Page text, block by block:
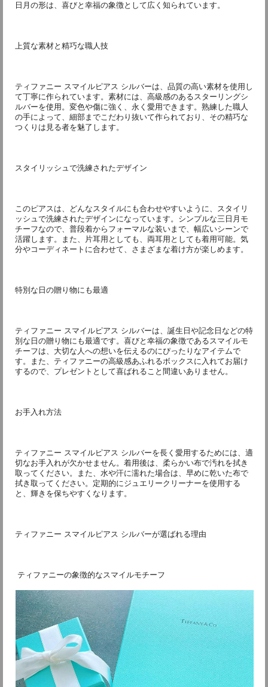
日月の形は、喜びと幸福の象徴として広く知られています。
上質な素材と精巧な職人技
ティファニー スマイルピアス シルバーは、品質の高い素材を使用し
て丁寧に作られています。素材には、高級感のあるスターリングシ
ルバーを使用。変色や傷に強く、永く愛用できます。熟練した職人
の手によって、細部までこだわり抜いて作られており、その精巧な
つくりは見る者を魅了します。
スタイリッシュで洗練されたデザイン
このピアスは、どんなスタイルにも合わせやすいように、スタイリ
ッシュで洗練されたデザインになっています。シンプルな三日月モ
チーフなので、普段着からフォーマルな装いまで、幅広いシーンで
活躍します。また、片耳用としても、両耳用としても着用可能。気
分やコーディネートに合わせて、さまざまな着け方が楽しめます。
特別な日の贈り物にも最適
ティファニー スマイルピアス シルバーは、誕生日や記念日などの特
別な日の贈り物にも最適です。喜びと幸福の象徴であるスマイルモ
チーフは、大切な人への想いを伝えるのにぴったりなアイテムで
す。また、ティファニーの高級感あふれるボックスに入れてお届け
するので、プレゼントとして喜ばれること間違いありません。
お手入れ方法
ティファニー スマイルピアス シルバーを長く愛用するためには、適
切なお手入れが欠かせません。着用後は、柔らかい布で汚れを拭き
取ってください。また、水や汗に濡れた場合は、早めに乾いた布で
拭き取ってください。定期的にジュエリークリーナーを使用する
と、輝きを保ちやすくなります。
ティファニー スマイルピアス シルバーが選ばれる理由
ティファニーの象徴的なスマイルモチーフ